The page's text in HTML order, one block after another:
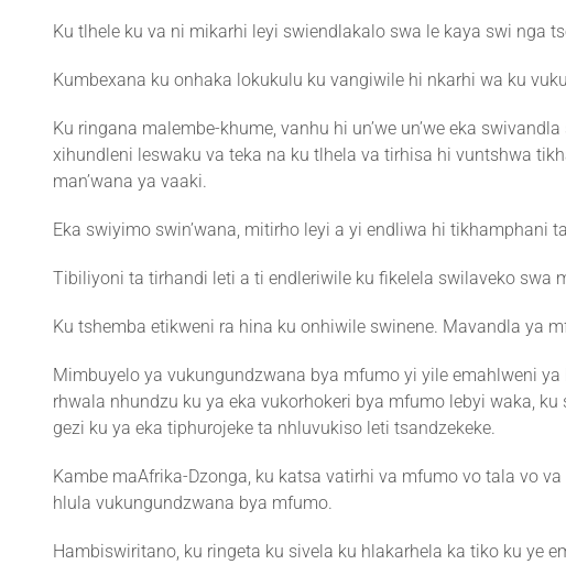
Ku tlhele ku va ni mikarhi leyi swiendlakalo swa le kaya swi nga
Kumbexana ku onhaka lokukulu ku vangiwile hi nkarhi wa ku
Ku ringana malembe-khume, vanhu hi un’we un’we eka
xihundleni leswaku va teka na ku tlhela va tirhisa hi vuntshwa
man’wana ya vaaki.
Eka swiyimo swin’wana, mitirho leyi a yi endliwa hi tikhamphani
Tibiliyoni ta tirhandi leti a ti endleriwile ku fikelela swilaveko swa
Ku tshemba etikweni ra hina ku onhiwile swinene. Mavandla ya
Mimbuyelo ya vukungundzwana bya mfumo yi yile emahlweni
rhwala nhundzu ku ya eka vukorhokeri bya mfumo lebyi waka,
gezi ku ya eka tiphurojeke ta nhluvukiso leti tsandzekeke.
Kambe maAfrika-Dzonga, ku katsa vatirhi va mfumo vo tala vo
hlula vukungundzwana bya mfumo.
Hambiswiritano, ku ringeta ku sivela ku hlakarhela ka tiko ku ye